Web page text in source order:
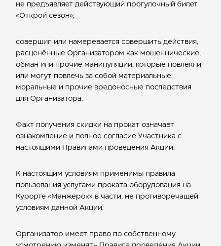
не предъявляет действующий прогулочный билет
«Открой сезон»;
совершил или намеревается совершить действия,
расценённые Организатором как мошеннические,
обман или прочие манипуляции, которые повлекли
или могут повлечь за собой материальные,
моральные и прочие вредоносные последствия
для Организатора.
Факт получения скидки на прокат означает
ознакомление и полное согласие Участника с
настоящими Правилами проведения Акции.
К настоящим условиям применимы правила
пользования услугами проката оборудования на
Курорте «Манжерок» в части, не противоречащей
условиям данной Акции.
Организатор имеет право по собственному